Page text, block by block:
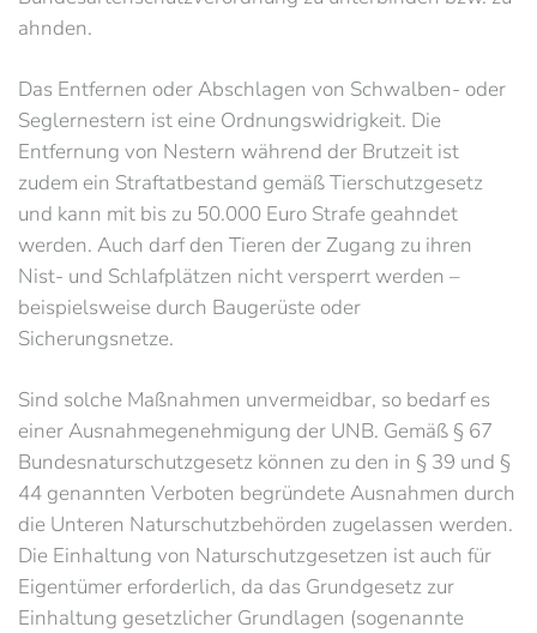
ahnden.
Das Entfernen oder Abschlagen von Schwalben- oder
Seglernestern ist eine Ordnungswidrigkeit. Die
Entfernung von Nestern während der Brutzeit ist
zudem ein Straftatbestand gemäß Tierschutzgesetz
und kann mit bis zu 50.000 Euro Strafe geahndet
werden. Auch darf den Tieren der Zugang zu ihren
Nist- und Schlafplätzen nicht versperrt werden –
beispielsweise durch Baugerüste oder
Sicherungsnetze.
Sind solche Maßnahmen unvermeidbar, so bedarf es
einer Ausnahmegenehmigung der UNB. Gemäß § 67
Bundesnaturschutzgesetz können zu den in § 39 und §
44 genannten Verboten begründete Ausnahmen durch
die Unteren Naturschutzbehörden zugelassen werden.
Die Einhaltung von Naturschutzgesetzen ist auch für
Eigentümer erforderlich, da das Grundgesetz zur
Einhaltung gesetzlicher Grundlagen (sogenannte